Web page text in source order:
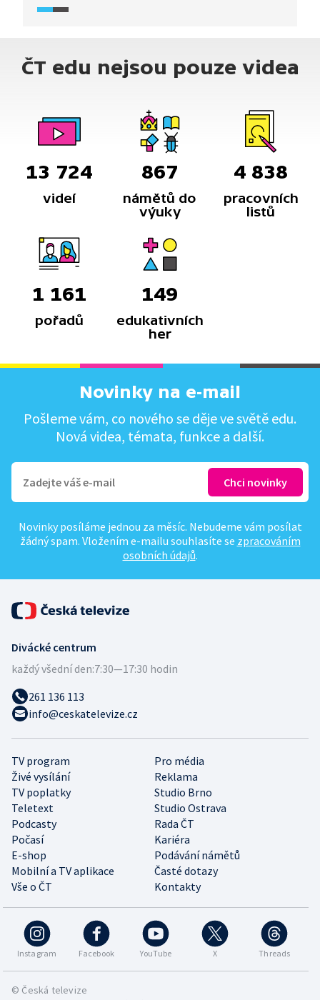
ČT edu nejsou pouze videa
13 724
videí
867
námětů do
výuky
4 838
pracovních
listů
1 161
pořadů
149
edukativních
her
Novinky na e-mail
Pošleme vám, co nového se děje ve světě edu.
Nová videa, témata, funkce a další.
Novinky posíláme jednou za měsíc. Nebudeme vám posílat
žádný spam. Vložením e-mailu souhlasíte se zpracováním
osobních údajů.